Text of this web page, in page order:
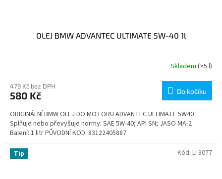
OLEJ BMW ADVANTEC ULTIMATE 5W-40 1l
Skladem (>5 l)
479 Kč bez DPH
580 Kč Do košíku
ORIGINÁLNÍ BMW OLEJ DO MOTORU ADVANTEC ULTIMATE 5W40
Splňuje nebo převyšuje normy: SAE 5W-40; API SN; JASO MA-2
Balení: 1 litr PŮVODNÍ KOD: 83122405887
Tip Kód: LI 3077